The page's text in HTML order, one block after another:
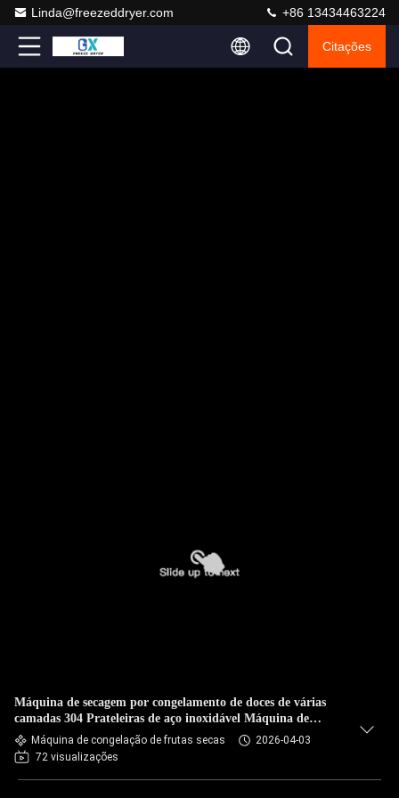
Linda@freezeddryer.com +86 13434463224
Citações
Máquina de secagem por congelamento de doces de várias
camadas 304 Prateleiras de aço inoxidável Máquina de
secagem por congelamento de 20 kg
Máquina de congelação de frutas secas
2026-04-03
72 visualizações